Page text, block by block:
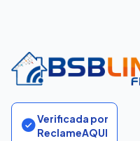
Verificada por
ReclameAQUI